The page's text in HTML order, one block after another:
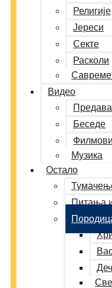
Религије
Јереси
Секте
Расколи
Видео
Беседе
Филмови
Музика
Остало
Питања